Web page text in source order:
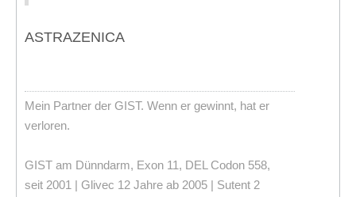
ASTRAZENICA
Mein Partner der GIST. Wenn er gewinnt, hat er
verloren.
GIST am Dünndarm, Exon 11, DEL Codon 558,
seit 2001 | Glivec 12 Jahre ab 2005 | Sutent 2